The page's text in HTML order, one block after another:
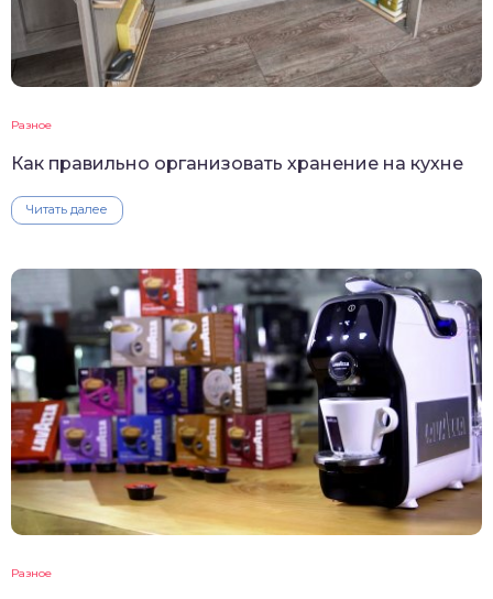
Разное
Как правильно организовать хранение на кухне
Читать далее
Разное